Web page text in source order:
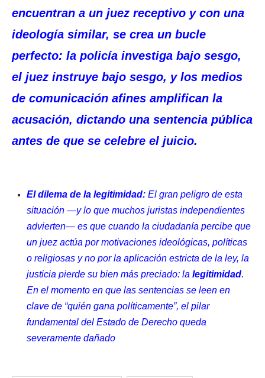
encuentran a un juez receptivo y con una
ideología similar, se crea un bucle
perfecto: la policía investiga bajo sesgo,
el juez instruye bajo sesgo, y los medios
de comunicación afines amplifican la
acusación, dictando una sentencia pública
antes de que se celebre el juicio.
El dilema de la legitimidad: El gran peligro de esta
situación —y lo que muchos juristas independientes
advierten— es que cuando la ciudadanía percibe que
un juez actúa por motivaciones ideológicas, políticas
o religiosas y no por la aplicación estricta de la ley, la
justicia pierde su bien más preciado: la legitimidad.
En el momento en que las sentencias se leen en
clave de “quién gana políticamente”, el pilar
fundamental del Estado de Derecho queda
severamente dañado